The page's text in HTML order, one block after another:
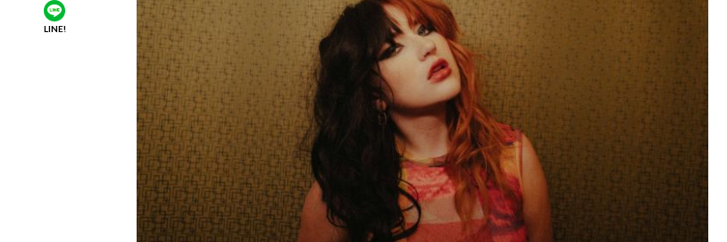
LINE!